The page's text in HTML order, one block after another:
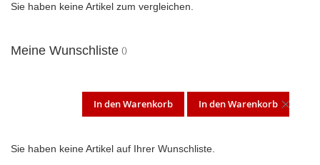
Sie haben keine Artikel zum vergleichen.
Meine Wunschliste
In den Warenkorb In den Warenkorb
Sie haben keine Artikel auf Ihrer Wunschliste.